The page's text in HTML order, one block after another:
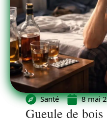
Santé 8 mai
Gueule de